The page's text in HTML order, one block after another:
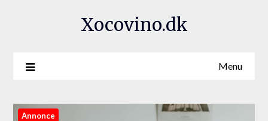
Xocovino.dk
Menu
Annonce